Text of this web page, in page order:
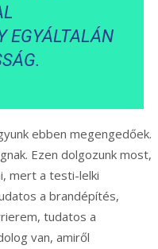
EGYÁLTALÁN
ebben megengedőek.
Ezen dolgozunk most,
mert a testi-lelki
a brandépítés,
tudatos a
van, amiről